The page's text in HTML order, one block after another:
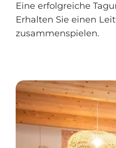
Eine erfolgreiche
Erhalten Sie einen
zusammenspielen.